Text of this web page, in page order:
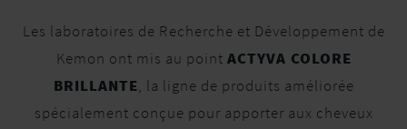
Les laboratoires de Recherche et Développement de
Kemon ont mis au point ACTYVA COLORE
BRILLANTE, la ligne de produits améliorée
spécialement conçue pour apporter aux cheveux